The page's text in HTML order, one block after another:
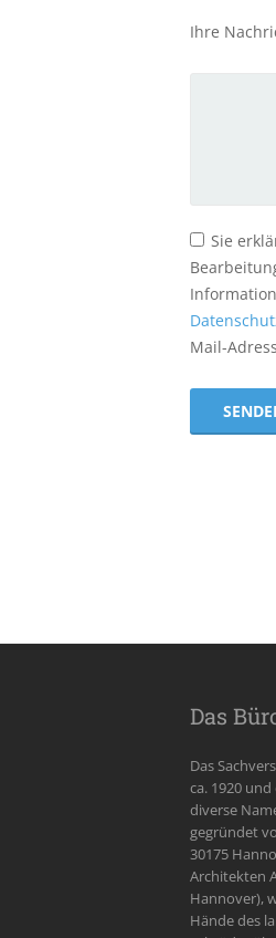
Ihre
Sie
Mail-
Das
Das
ca. 1920
diverse
gegründet
30175
Architekten
Hannover),
Hände des